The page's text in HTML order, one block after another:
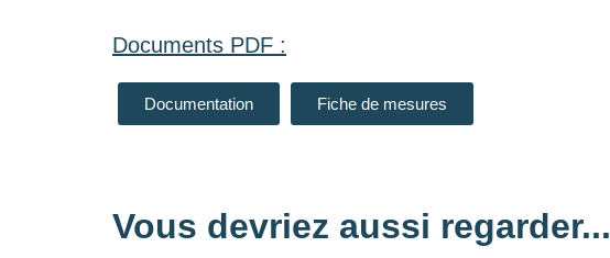
Documents PDF :
Documentation Fiche de mesures
Vous devriez aussi regarder...